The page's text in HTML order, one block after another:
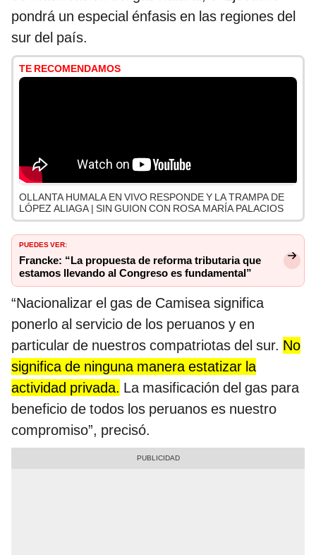
pondrá un especial énfasis en las regiones del
sur del país.
TE RECOMENDAMOS
OLLANTA HUMALA EN VIVO RESPONDE Y LA TRAMPA DE
LÓPEZ ALIAGA | SIN GUION CON ROSA MARÍA PALACIOS
PUEDES VER:
Francke: “La propuesta de reforma tributaria que
estamos llevando al Congreso es fundamental”
“Nacionalizar el gas de Camisea significa
ponerlo al servicio de los peruanos y en
particular de nuestros compatriotas del sur. No
significa de ninguna manera estatizar la
actividad privada. La masificación del gas para
beneficio de todos los peruanos es nuestro
compromiso”, precisó.